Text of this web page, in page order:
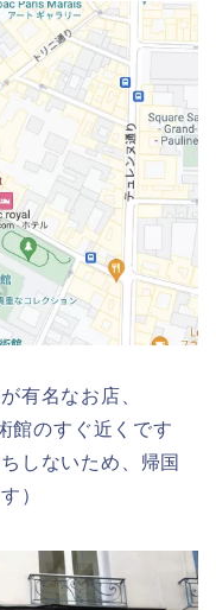
有名なお店、
館のすぐ近くです
しないため、帰国
）